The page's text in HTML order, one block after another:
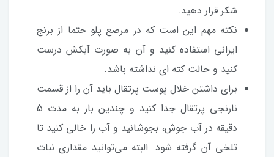
شکر قرار دهید.
نکته مهم این است که در مرصع پلو حتما از برنج
ایرانی استفاده کنید و آن به صورت آبکش درست
کنید و حالت کته ای نداشته باشد.
برای داشتن خلال پوست پرتقال باید آن را از قسمت
نارنجی پرتقال جدا کنید و چندین بار به مدت 5
دقیقه در آب جوش، بجوشانید و آب را خالی کنید تا
تلخی آن گرفته شود. البته می‌توانید مقداری نبات